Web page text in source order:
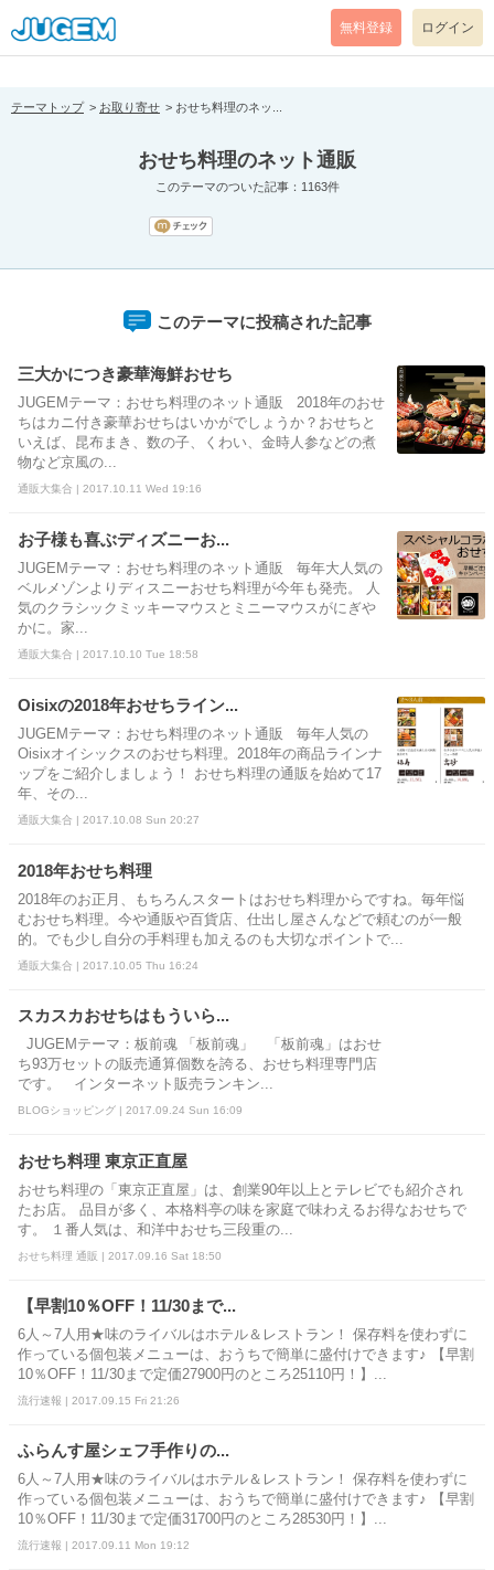
[pear_error: message="Success" code=0 mode=return level=notice
prefix="" info=""]
無料登録 ログイン
テーマトップ お取り寄せ おせち料理のネッ...
おせち料理のネット通販
このテーマのついた記事：1163件
このテーマに投稿された記事
三大かにつき豪華海鮮おせち
JUGEMテーマ：おせち料理のネット通販 2018年のおせ
ちはカニ付き豪華おせちはいかがでしょうか？おせちと
いえば、昆布まき、数の子、くわい、金時人参などの煮
物など京風の...
通販大集合 | 2017.10.11 Wed 19:16
お子様も喜ぶディズニーお...
JUGEMテーマ：おせち料理のネット通販 毎年大人気の
ベルメゾンよりディスニーおせち料理が今年も発売。 人
気のクラシックミッキーマウスとミニーマウスがにぎや
かに。家...
通販大集合 | 2017.10.10 Tue 18:58
Oisixの2018年おせちライン...
JUGEMテーマ：おせち料理のネット通販 毎年人気の
Oisixオイシックスのおせち料理。2018年の商品ラインナ
ップをご紹介しましょう！ おせち料理の通販を始めて17
年、その...
通販大集合 | 2017.10.08 Sun 20:27
2018年おせち料理
2018年のお正月、もちろんスタートはおせち料理からですね。毎年悩
むおせち料理。今や通販や百貨店、仕出し屋さんなどで頼むのが一般
的。でも少し自分の手料理も加えるのも大切なポイントで...
通販大集合 | 2017.10.05 Thu 16:24
スカスカおせちはもういら...
JUGEMテーマ：板前魂 「板前魂」 「板前魂」はおせ
ち93万セットの販売通算個数を誇る、おせち料理専門店
です。 インターネット販売ランキン...
BLOGショッピング | 2017.09.24 Sun 16:09
おせち料理 東京正直屋
おせち料理の「東京正直屋」は、創業90年以上とテレビでも紹介され
たお店。 品目が多く、本格料亭の味を家庭で味わえるお得なおせちで
す。 １番人気は、和洋中おせち三段重の...
おせち料理 通販 | 2017.09.16 Sat 18:50
【早割10％OFF！11/30まで...
6人～7人用★味のライバルはホテル＆レストラン！ 保存料を使わずに
作っている個包装メニューは、おうちで簡単に盛付けできます♪ 【早割
10％OFF！11/30まで定価27900円のところ25110円！】...
流行速報 | 2017.09.15 Fri 21:26
ふらんす屋シェフ手作りの...
6人～7人用★味のライバルはホテル＆レストラン！ 保存料を使わずに
作っている個包装メニューは、おうちで簡単に盛付けできます♪ 【早割
10％OFF！11/30まで定価31700円のところ28530円！】...
流行速報 | 2017.09.11 Mon 19:12